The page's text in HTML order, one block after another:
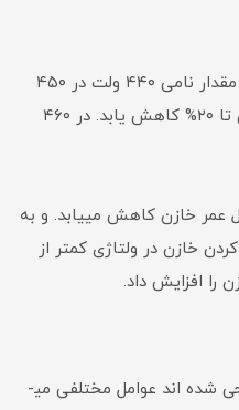
برای مثال اگر اجازه دهیم خازنی با مقدار نامی ۴۴۰ ولت در ۴۵۰
ولت کار کند ممکن است عمر خازن تا ۲۰% کاهش یابد. در ۴۶۰
و در ۴۷۰ ولت ۷۵% طول عمر خازن کاهش می­یابد. و به
خازن در ولتاژی کمتر از
را افزایش داد.
همه خازنها برای عمر مشخصی طراحی شده ­اند عوامل مختلفی می­